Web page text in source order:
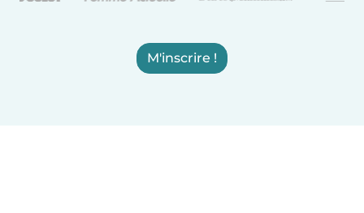
M'inscrire !